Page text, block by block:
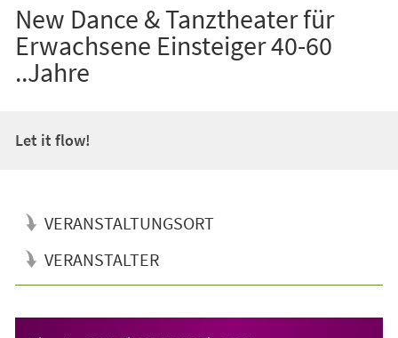
New Dance & Tanztheater für
Erwachsene Einsteiger 40-60
..Jahre
Let it flow!
VERANSTALTUNGSORT
VERANSTALTER